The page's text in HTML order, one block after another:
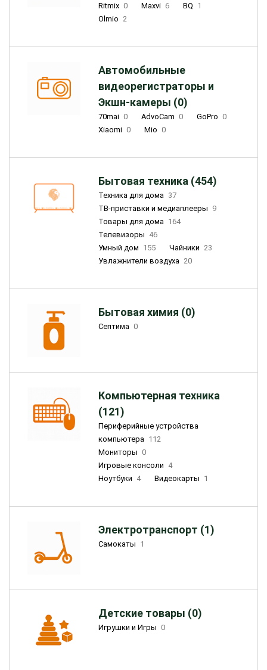
Ritmix 0 Maxvi 6 BQ 1
Olmio 2
Автомобильные
видеорегистраторы и
Экшн-камеры (0)
70mai 0 AdvoCam 0 GoPro 0
Xiaomi 0 Mio 0
Бытовая техника (454)
Техника для дома 37
ТВ-приставки и медиаплееры 9
Товары для дома 164
Телевизоры 46
Умный дом 155 Чайники 23
Увлажнители воздуха 20
Бытовая химия (0)
Септима 0
Компьютерная техника
(121)
Периферийные устройства
компьютера 112
Мониторы 0
Игровые консоли 4
Ноутбуки 4 Видеокарты 1
Электротранспорт (1)
Самокаты 1
Детские товары (0)
Игрушки и Игры 0